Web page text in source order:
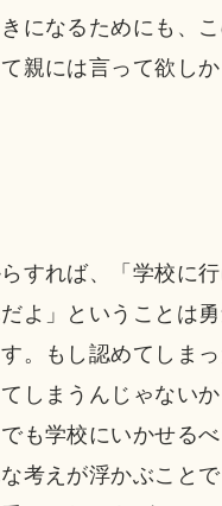
になるためにも、
親には言って欲し
すれば、「学校に
よ」ということは
。もし認めてしま
しまうんじゃない
も学校にいかせる
考えが浮かぶこと